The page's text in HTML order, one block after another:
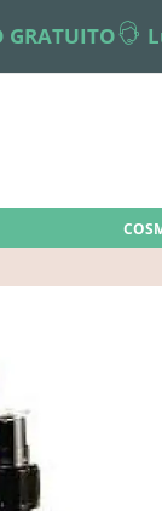
GRATUITOonline-support